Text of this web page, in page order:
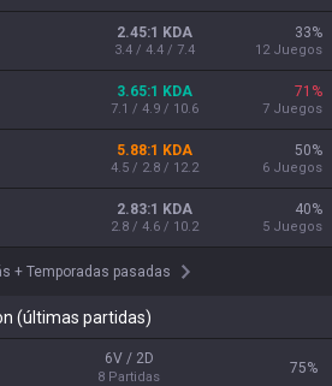
2.45:1 KDA
3.4 / 4.4 / 7.4
33%
12 Juegos
3.65:1 KDA
7.1 / 4.9 / 10.6
71 %
7 Juegos
5.88:1 KDA
4.5 / 2.8 / 12.2
50%
6 Juegos
2.83:1 KDA
2.8 / 4.6 / 10.2
40%
5 Juegos
+ Temporadas pasadas
(últimas partidas)
6V / 2D
8 Partidas
75%